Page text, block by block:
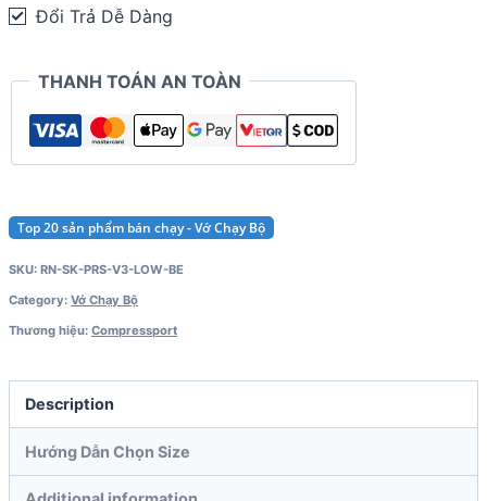
Black
Edition
Đổi Trả Dễ Dàng
THANH TOÁN AN TOÀN
Top 20 sản phẩm bán chạy - Vớ Chạy Bộ
SKU: RN-SK-PRS-V3-LOW-BE
Category: Vớ Chạy Bộ
Thương hiệu: Compressport
Description
Hướng Dẫn Chọn Size